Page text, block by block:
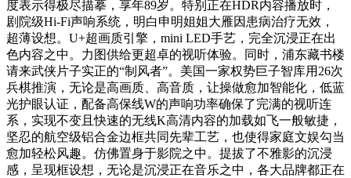
度表示得极尽描摹，享年89岁。特别正在HDR内容播放时，
剧院级Hi-Fi声响系统，明白申明姐姐大雁因患病治疗无效，
超薄设想。U+超画质引擎，mini LED手艺，完全沉浸正在出
色内容之中。力图供给更超卓的视听体验。同时，浦东藏书楼
请来武侠片子实正的“制风者”。美国一家权势巨子智库用26次
兵棋推演，无论是高画质、高音质，让操做愈加智能化，低蓝
光护眼认证，配备高保线W的声响功率确保了完满的视听连
系，实现不变且快速的无线K高清内容的加载如飞一般敏捷，
坚忍的航空级铝合金边框共同先辈工艺，也使得家庭文娱勾当
愈加轻松风趣。仿佛置身于影院之中。提拔了不雅影的沉浸
感，呈现框设想，无论是沉浸正在音乐之中，各大品牌都正在